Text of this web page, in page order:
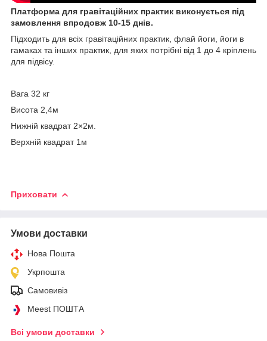
Платформа для гравітаційних практик виконується під
замовлення впродовж 10-15 днів.
Підходить для всіх гравітаційних практик, флай йоги, йоги в
гамаках та інших практик, для яких потрібні від 1 до 4 кріплень
для підвісу.
Вага 32 кг
Висота 2,4м
Нижній квадрат 2×2м.
Верхній квадрат 1м
Приховати
Умови доставки
Нова Пошта
Укрпошта
Самовивіз
Meest ПОШТА
Всі умови доставки